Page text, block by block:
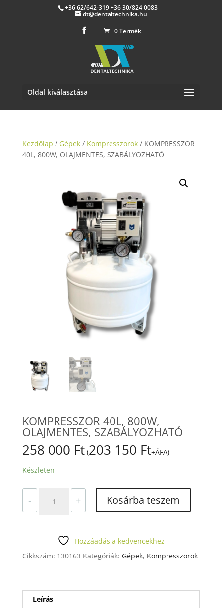
+36 62/642-319 +36 30/824 0083
dt@dentaltechnika.hu
0 Termék
Oldal kiválasztása
Kezdőlap / Gépek/ Kompresszorok/ KOMPRESSZOR
40L, 800W, OLAJMENTES, SZABÁLYOZHATÓ
KOMPRESSZOR 40L, 800W,
OLAJMENTES, SZABÁLYOZHATÓ
258 000 Ft (203 150 Ft+ÁFA)
Készleten
-
SZABÁLYOZHATÓ
mennyiség
+ Kosárba teszem
Hozzáadás a kedvencekhez
Cikkszám: 130163 Kategóriák: Gépek, Kompresszorok
Leírás